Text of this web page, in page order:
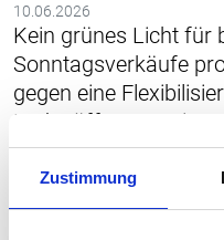
Zustimmung
10.06.2026
Kein grünes Licht für
Sonntagsverkäufe
gegen eine
Ladenöffnungszeiten
entsprechenden
will es bei vier
Sonntagsverkäufen